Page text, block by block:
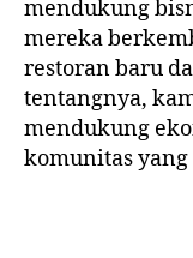
mendukung
mereka
restoran baru
tentangnya,
mendukung
komunitas